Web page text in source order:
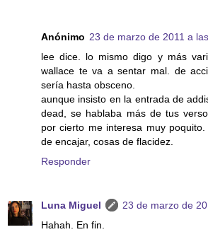
Anónimo 23 de marzo de 2011 a
lee dice. lo mismo digo y más
wallace te va a sentar mal. de
sería hasta obsceno.
aunque insisto en la entrada de
dead, se hablaba más de tus
por cierto me interesa muy
de encajar, cosas de flacidez.
Responder
Luna Miguel
23 de marzo de
Hahah. En fin.